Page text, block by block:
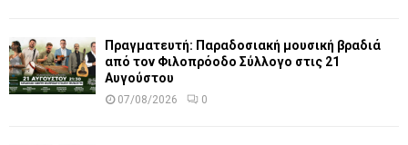
Πραγματευτή: Παραδοσιακή μουσική βραδιά
από τον Φιλοπρόοδο Σύλλογο στις 21
Αυγούστου
07/08/2026 0